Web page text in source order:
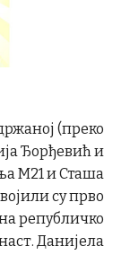
(преко
Ђорђевић и
М21 и Сташа
су прво
републичко
Данијела